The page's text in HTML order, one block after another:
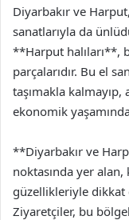
Diyarbakır ve
sanatlarıyla da
**Harput halıları**,
parçalarıdır. Bu el
taşımakla
ekonomik
**Diyarbakır ve
noktasında yer
güzellikleriyle dikkat
Ziyaretçiler, bu